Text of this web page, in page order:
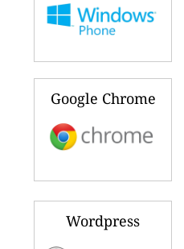
Google Chrome
Wordpress